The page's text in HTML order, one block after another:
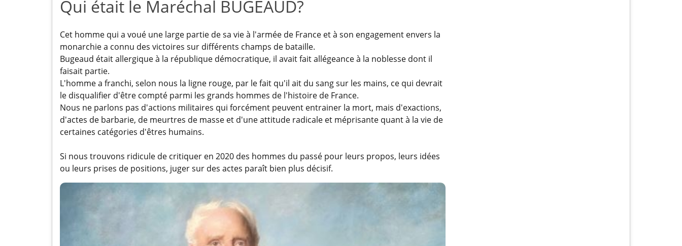
Qui était le Maréchal BUGEAUD?
Cet homme qui a voué une large partie de sa vie à l'armée de France et à son engagement envers la
monarchie a connu des victoires sur différents champs de bataille.
Bugeaud était allergique à la république démocratique, il avait fait allégeance à la noblesse dont il
faisait partie.
L'homme a franchi, selon nous la ligne rouge, par le fait qu'il ait du sang sur les mains, ce qui devrait
le disqualifier d'être compté parmi les grands hommes de l'histoire de France.
Nous ne parlons pas d'actions militaires qui forcément peuvent entrainer la mort, mais d'exactions,
d'actes de barbarie, de meurtres de masse et d'une attitude radicale et méprisante quant à la vie de
certaines catégories d'êtres humains.
Si nous trouvons ridicule de critiquer en 2020 des hommes du passé pour leurs propos, leurs idées
ou leurs prises de positions, juger sur des actes paraît bien plus décisif.